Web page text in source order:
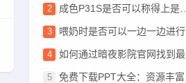
成色P31S是否可以称得上是国精产品？消费者如何看待？
喂奶时是否可以一边一边进行喂养？
如何通过暗夜影院官网找到最新高清影视资源？
免费下载PPT大全：资源丰富，但质量如何保证？